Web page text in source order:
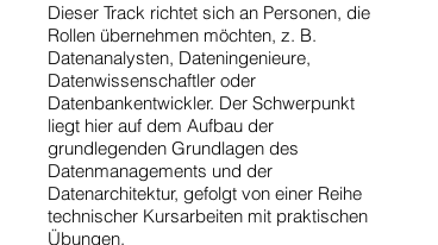
Dieser Track richtet sich an Personen, die
Rollen übernehmen möchten, z. B.
Datenanalysten, Dateningenieure,
Datenwissenschaftler oder
Datenbankentwickler. Der Schwerpunkt
liegt hier auf dem Aufbau der
grundlegenden Grundlagen des
Datenmanagements und der
Datenarchitektur, gefolgt von einer Reihe
technischer Kursarbeiten mit praktischen
Übungen.